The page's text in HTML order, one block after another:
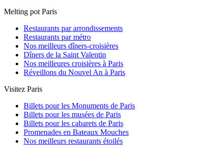
Melting pot Paris
Restaurants par arrondissements
Restaurants par métro
Nos meilleurs dîners-croisières
Dîners de la Saint Valentin
Nos meilleures croisières à Paris
Réveillons du Nouvel An à Paris
Visitez Paris
Billets pour les Monuments de Paris
Billets pour les musées de Paris
Billets pour les cabarets de Paris
Promenades en Bateaux Mouches
Nos meilleurs restaurants étoilés